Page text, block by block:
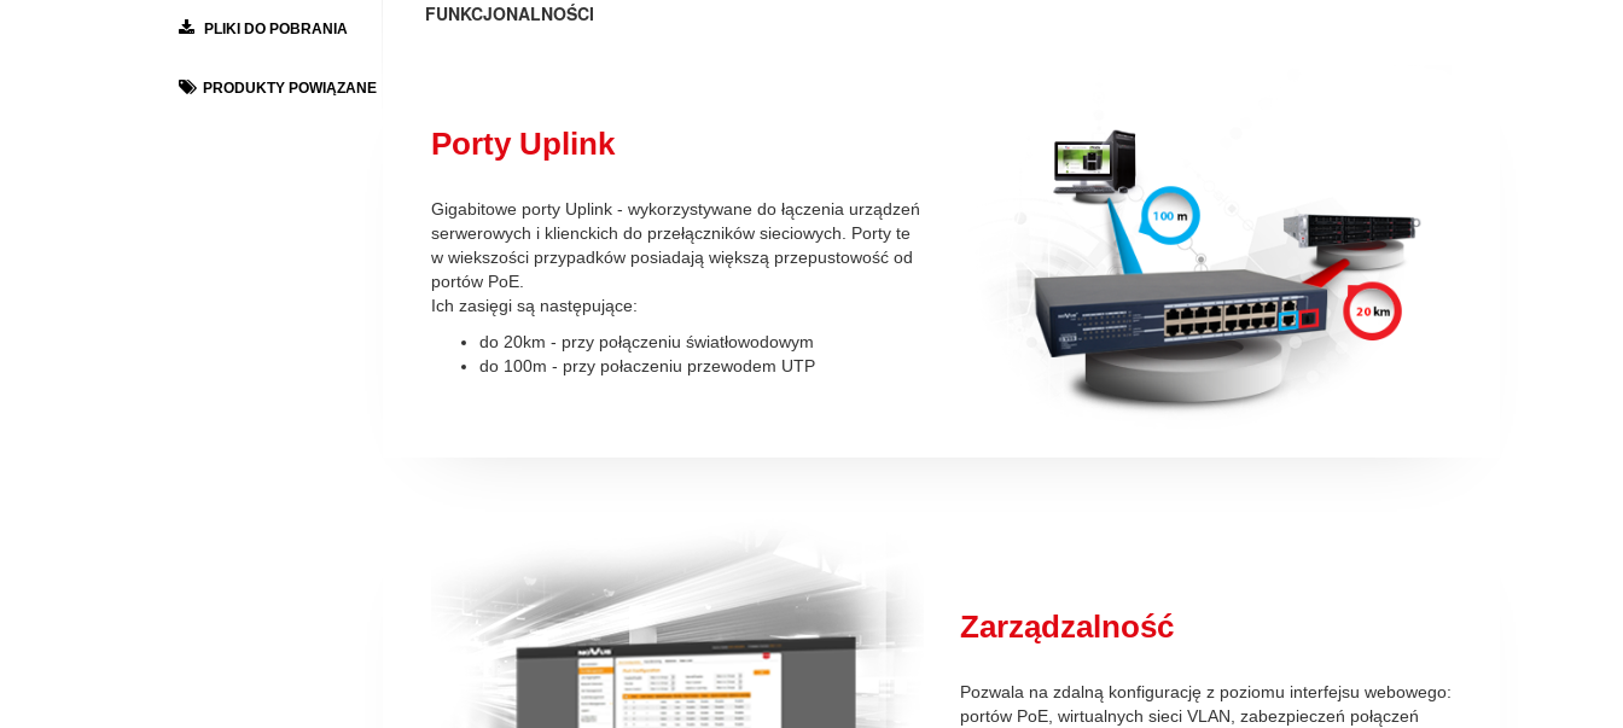
PLIKI DO POBRANIA
PRODUKTY POWIĄZANE
FUNKCJONALNOŚCI
Porty Uplink
Gigabitowe porty Uplink - wykorzystywane do łączenia urządzeń
serwerowych i klienckich do przełączników sieciowych. Porty te
w wiekszości przypadków posiadają większą przepustowość od
portów PoE.
Ich zasięgi są następujące:
do 20km - przy połączeniu światłowodowym
do 100m - przy połaczeniu przewodem UTP
Zarządzalność
Pozwala na zdalną konfigurację z poziomu interfejsu webowego:
portów PoE, wirtualnych sieci VLAN, zabezpieczeń połączeń